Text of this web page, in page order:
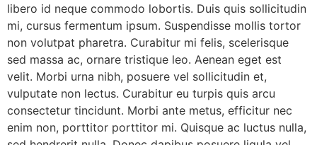
libero id neque commodo lobortis. Duis quis sollicitudin
mi, cursus fermentum ipsum. Suspendisse mollis tortor
non volutpat pharetra. Curabitur mi felis, scelerisque
sed massa ac, ornare tristique leo. Aenean eget est
velit. Morbi urna nibh, posuere vel sollicitudin et,
vulputate non lectus. Curabitur eu turpis quis arcu
consectetur tincidunt. Morbi ante metus, efficitur nec
enim non, porttitor porttitor mi. Quisque ac luctus nulla,